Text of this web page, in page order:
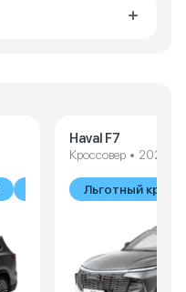
В наличии
Haval F7
Кроссовер • 2026
Льготный